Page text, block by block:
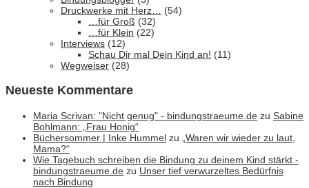
Druckwerke mit Herz…
(54)
…für Groß (32)
…für Klein (22)
Interviews (12)
Schau Dir mal Dein Kind an! (11)
Wegweiser (28)
Neueste Kommentare
Maria Scrivan: "Nicht genug" - bindungstraeume.de zu Sabine
Bohlmann: „Frau Honig“
Büchersommer | Inke Hummel zu
„Waren wir wieder zu laut,
Mama?“
Wie Tagebuch schreiben die Bindung zu deinem Kind stärkt -
bindungstraeume.de zu Unser tief verwurzeltes Bedürfnis
nach Bindung